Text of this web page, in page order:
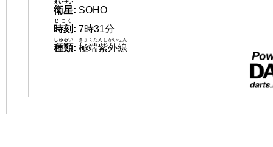
衛星
えいせい
: SOHO
時刻
じこく
: 7時31分
種類
しゅるい
: 極端紫外線
きょくたんしがいせん